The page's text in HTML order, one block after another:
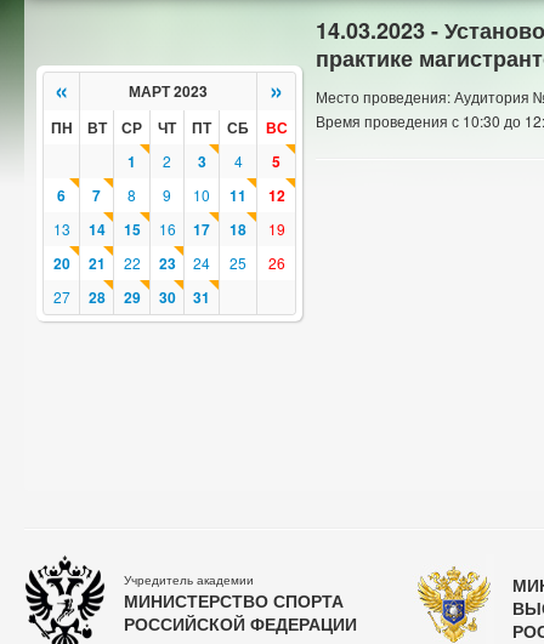
« МАРТ 2023 »
ПН ВТ СР ЧТ ПТ СБ
ВС
1
2 3 4
5
6
7 8 9 10 11 12
13 14 15 16 17 18 19
20 21 22 23 24 25
26
27
28 29 30 31
14.03.2023 -
практике
Место проведения: Аудитория
Время проведения с 10:30 до
Учредитель академии
МИНИСТЕРСТВО СПОРТА
РОССИЙСКОЙ ФЕДЕРАЦИИ